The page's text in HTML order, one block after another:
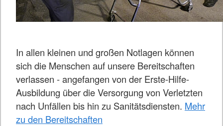
In allen kleinen und großen Notlagen können
sich die Menschen auf unsere Bereitschaften
verlassen - angefangen von der Erste-Hilfe-
Ausbildung über die Versorgung von Verletzten
nach Unfällen bis hin zu Sanitätsdiensten. Mehr
zu den Bereitschaften